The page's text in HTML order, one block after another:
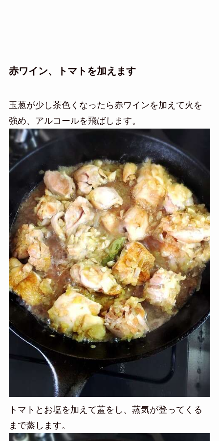
赤ワイン、トマトを加えます
玉葱が少し茶色くなったら赤ワインを加えて火を
強め、アルコールを飛ばします。
トマトとお塩を加えて蓋をし、蒸気が登ってくる
まで蒸します。